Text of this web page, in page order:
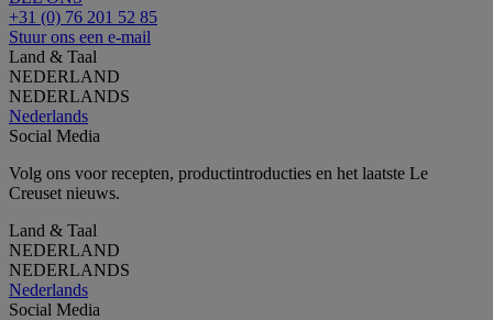
+31 (0) 76 201 52 85
Stuur ons een e-mail
Land & Taal
NEDERLAND
NEDERLANDS
Nederlands
Social Media
Volg ons voor recepten, productintroducties en het laatste Le
Creuset nieuws.
Land & Taal
NEDERLAND
NEDERLANDS
Nederlands
Social Media